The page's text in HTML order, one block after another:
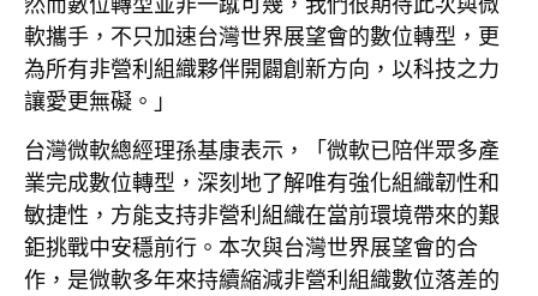
軟攜手，不只加速台灣世界展望會的數位轉型，更
為所有非營利組織夥伴開闢創 新方向，以科技之力
讓愛更無礙。」
台灣微軟總經理孫基康表示，「微軟已陪伴眾多產
業完成數位轉型，深刻地了解唯有強化組織韌性和
敏捷性，方能支持非營利組織在當前環境帶來的艱
鉅挑戰中安穩前行。本次與台灣世界展望會的合
作，是微軟多年來持續縮減非營利組織數位落差的